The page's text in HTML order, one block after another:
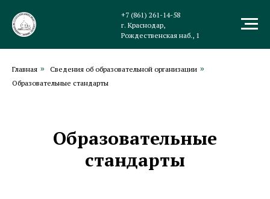
+7 (861) 261-14-58
г. Краснодар,
Рождественская наб., 1
Главная » Сведения об образовательной организации »
Образовательные стандарты
Образовательные
стандарты